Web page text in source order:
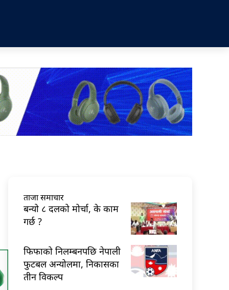
ताजा समाचार
बन्यो ८ दलको मोर्चा, के काम
गर्छ ?
फिफाको निलम्बनपछि नेपाली
फुटबल अन्योलमा, निकासका
तीन विकल्प